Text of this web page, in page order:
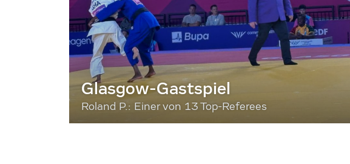
Glasgow-Gastspiel
Roland P.: Einer von 13 Top-Referees